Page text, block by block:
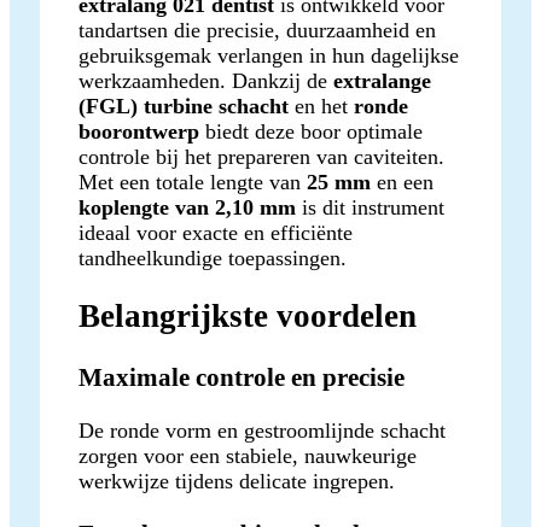
tandartsen die precisie, duurzaamheid en
gebruiksgemak verlangen in hun dagelijkse
werkzaamheden. Dankzij de extralange
(FGL) turbine schacht en het ronde
boorontwerp biedt deze boor optimale
controle bij het prepareren van caviteiten.
Met een totale lengte van 25 mm en een
koplengte van 2,10 mm is dit instrument
ideaal voor exacte en efficiënte
tandheelkundige toepassingen.
Belangrijkste voordelen
Maximale controle en precisie
De ronde vorm en gestroomlijnde schacht
zorgen voor een stabiele, nauwkeurige
werkwijze tijdens delicate ingrepen.